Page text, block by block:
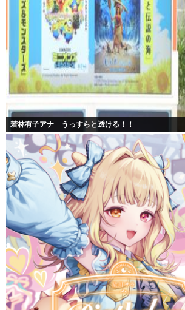
若林有子アナ うっすらと透ける！！